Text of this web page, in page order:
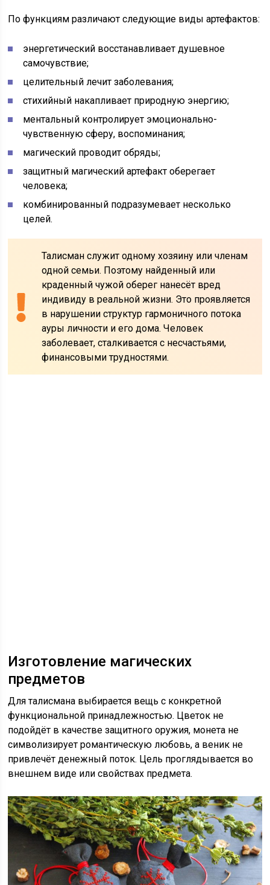
По функциям различают следующие виды артефактов:
энергетический восстанавливает душевное
самочувствие;
целительный лечит заболевания;
стихийный накапливает природную энергию;
ментальный контролирует эмоционально-
чувственную сферу, воспоминания;
магический проводит обряды;
защитный магический артефакт оберегает
человека;
комбинированный подразумевает несколько
целей.
Талисман служит одному хозяину или членам
одной семьи. Поэтому найденный или
краденный чужой оберег нанесёт вред
индивиду в реальной жизни. Это проявляется
в нарушении структур гармоничного потока
ауры личности и его дома. Человек
заболевает, сталкивается с несчастьями,
финансовыми трудностями.
Изготовление магических
предметов
Для талисмана выбирается вещь с конкретной
функциональной принадлежностью. Цветок не
подойдёт в качестве защитного оружия, монета не
символизирует романтическую любовь, а веник не
привлечёт денежный поток. Цель проглядывается во
внешнем виде или свойствах предмета.